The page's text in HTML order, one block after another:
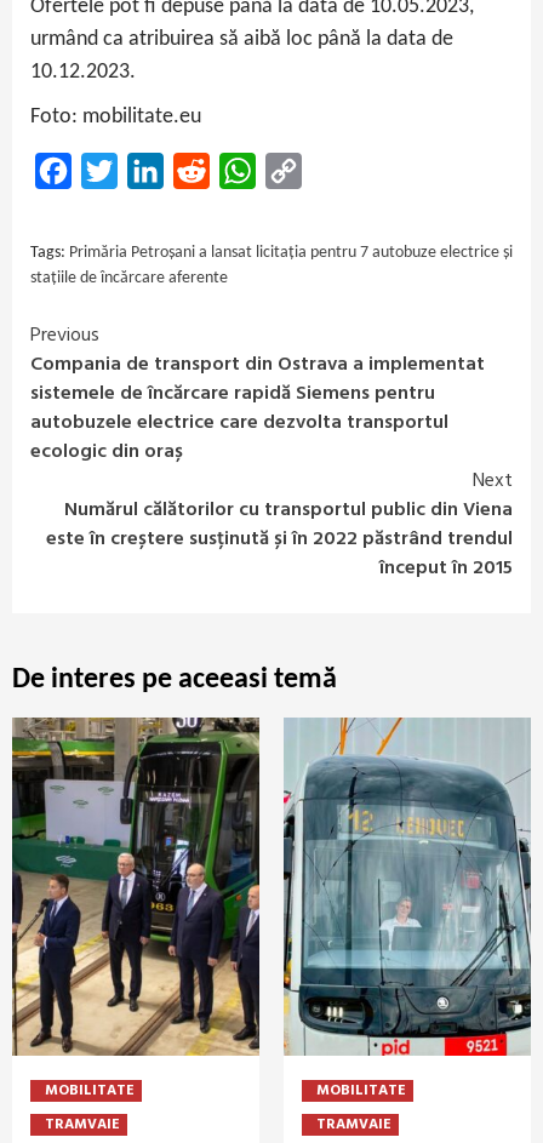
Ofertele pot fi depuse până la data de 10.05.2023,
urmând ca atribuirea să aibă loc până la data de
10.12.2023.
Foto: mobilitate.eu
FacebookTwitter LinkedInReddit WhatsApp
Tags: Primăria Petroșani a lansat licitația pentru 7 autobuze electrice și
stațiile de încărcare aferente
Continue
Reading
Previous
Compania de transport din Ostrava a implementat
sistemele de încărcare rapidă Siemens pentru
autobuzele electrice care dezvolta transportul
ecologic din oraș
Next
Numărul călătorilor cu transportul public din Viena
este în creștere susținută și în 2022 păstrând trendul
început în 2015
De interes pe aceeasi temă
MOBILITATE
TRAMVAIE
MOBILITATE
TRAMVAIE